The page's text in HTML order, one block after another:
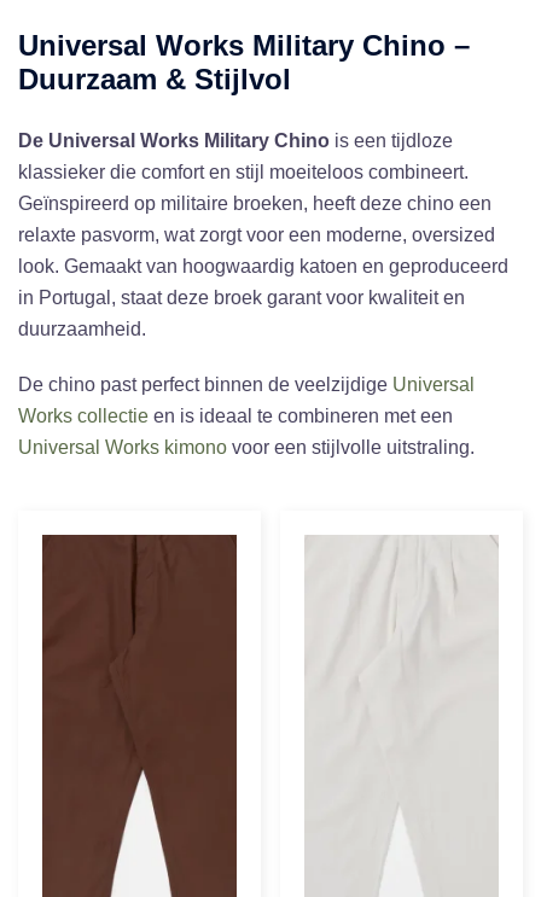
Universal Works Military Chino –
Duurzaam & Stijlvol
De Universal Works Military Chino is een tijdloze
klassieker die comfort en stijl moeiteloos combineert.
Geïnspireerd op militaire broeken, heeft deze chino een
relaxte pasvorm, wat zorgt voor een moderne, oversized
look. Gemaakt van hoogwaardig katoen en geproduceerd
in Portugal, staat deze broek garant voor kwaliteit en
duurzaamheid.
De chino past perfect binnen de veelzijdige Universal
Works collectie en is ideaal te combineren met een
Universal Works kimono voor een stijlvolle uitstraling.